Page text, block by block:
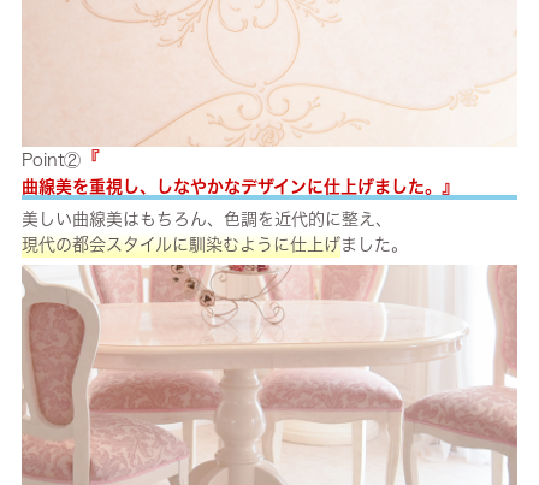
Point②『
曲線美を重視し、しなやかなデザインに仕上げました。 』
美しい曲線美はもちろん、色調を近代的に整え、
現代の都会スタイルに馴染むように仕上げました。